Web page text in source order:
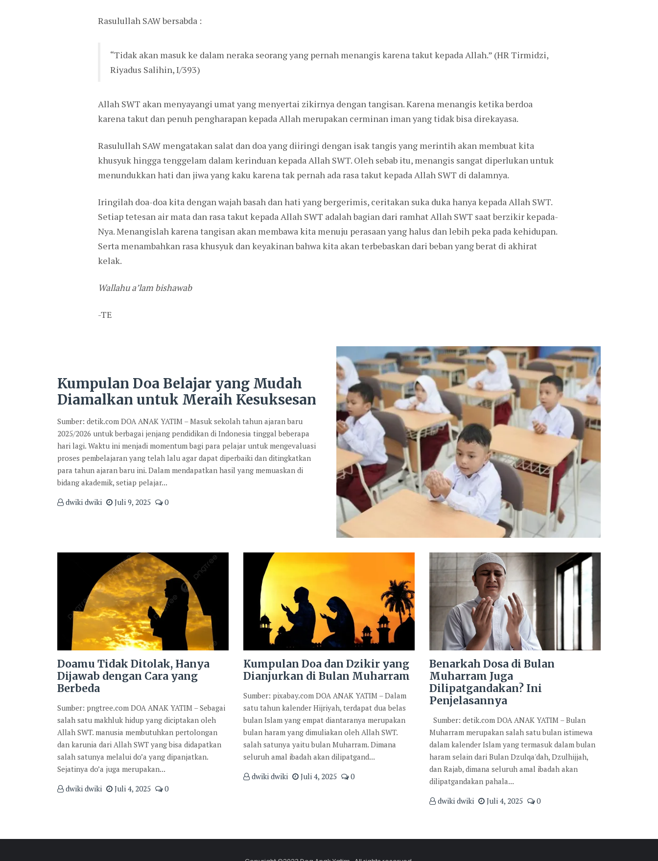
Rasulullah SAW bersabda :
“Tidak akan masuk ke dalam neraka seorang yang pernah menangis karena takut kepada Allah.” (HR Tirmidzi,
Riyadus Salihin, I/393)
Allah SWT akan menyayangi umat yang menyertai zikirnya dengan tangisan. Karena menangis ketika berdoa
karena takut dan penuh pengharapan kepada Allah merupakan cerminan iman yang tidak bisa direkayasa.
Rasulullah SAW mengatakan salat dan doa yang diiringi dengan isak tangis yang merintih akan membuat kita
khusyuk hingga tenggelam dalam kerinduan kepada Allah SWT. Oleh sebab itu, menangis sangat diperlukan untuk
menundukkan hati dan jiwa yang kaku karena tak pernah ada rasa takut kepada Allah SWT di dalamnya.
Iringilah doa-doa kita dengan wajah basah dan hati yang bergerimis, ceritakan suka duka hanya kepada Allah SWT.
Setiap tetesan air mata dan rasa takut kepada Allah SWT adalah bagian dari ramhat Allah SWT saat berzikir kepada-
Nya. Menangislah karena tangisan akan membawa kita menuju perasaan yang halus dan lebih peka pada kehidupan.
Serta menambahkan rasa khusyuk dan keyakinan bahwa kita akan terbebaskan dari beban yang berat di akhirat
kelak.
Wallahu a’lam bishawab
-TE
Kumpulan Doa Belajar yang Mudah
Diamalkan untuk Meraih Kesuksesan
Sumber: detik.com DOA ANAK YATIM – Masuk sekolah tahun ajaran baru
2025/2026 untuk berbagai jenjang pendidikan di Indonesia tinggal beberapa
hari lagi. Waktu ini menjadi momentum bagi para pelajar untuk mengevaluasi
proses pembelajaran yang telah lalu agar dapat diperbaiki dan ditingkatkan
para tahun ajaran baru ini. Dalam mendapatkan hasil yang memuaskan di
bidang akademik, setiap pelajar...
dwiki dwiki
Juli 9, 2025 0
Doamu Tidak Ditolak, Hanya
Dijawab dengan Cara yang
Berbeda
Sumber: pngtree.com DOA ANAK YATIM – Sebagai
salah satu makhluk hidup yang diciptakan oleh
Allah SWT. manusia membutuhkan pertolongan
dan karunia dari Allah SWT yang bisa didapatkan
salah satunya melalui do’a yang dipanjatkan.
Sejatinya do’a juga merupakan...
dwiki dwiki
Juli 4, 2025 0
Kumpulan Doa dan Dzikir yang
Dianjurkan di Bulan Muharram
Sumber: pixabay.com DOA ANAK YATIM – Dalam
satu tahun kalender Hijriyah, terdapat dua belas
bulan Islam yang empat diantaranya merupakan
bulan haram yang dimuliakan oleh Allah SWT.
salah satunya yaitu bulan Muharram. Dimana
seluruh amal ibadah akan dilipatgand...
dwiki dwiki
Juli 4, 2025 0
Benarkah Dosa di Bulan
Muharram Juga
Dilipatgandakan? Ini
Penjelasannya
Sumber: detik.com DOA ANAK YATIM – Bulan
Muharram merupakan salah satu bulan istimewa
dalam kalender Islam yang termasuk dalam bulan
haram selain dari Bulan Dzulqa'dah, Dzulhijjah,
dan Rajab, dimana seluruh amal ibadah akan
dilipatgandakan pahala...
dwiki dwiki
Juli 4, 2025 0